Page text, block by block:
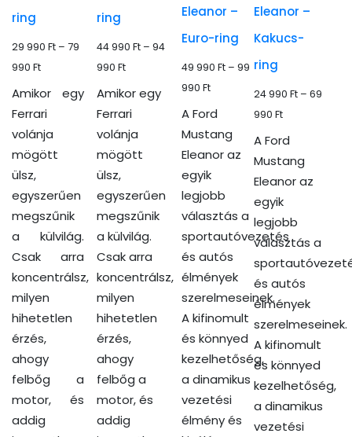
termékoldalon
választhatók
ki
ring
29 990 Ft – 79
990 FtÁrtartomány:
990 Ft
-
79
Amikor egy
Ferrari
volánja
mögött
ülsz,
egyszerűen
megszűnik
a külvilág.
Csak arra
koncentrálsz,
milyen
hihetetlen
érzés,
ahogy
felbőg a
motor, és
addig
termékoldalon
választhatók
ki
ring
44 990Ft – 94
990FtÁrtartomány:
990 Ft
-
94
Amikor egy
Ferrari
volánja
mögött
ülsz,
egyszerűen
megszűnik
a külvilág.
Csak arra
koncentrálsz,
milyen
hihetetlen
érzés,
ahogy
felbőg a
motor, és
addig
a
termékoldalon
választhatók
ki
Eleanor –
Euro-ring
49 990Ft – 99
990FtÁrtartomány:
49
990 Ft
A Ford
Mustang
Eleanor az
egyik
legjobb
választás a
sportautóvezetés
és autós
élmények
szerelmeseinek.
A kifinomult
és könnyed
kezelhetőség,
a dinamikus
vezetési
élmény és
a
termékoldalon
ki
Eleanor –
Kakucs-
ring
24 990Ft – 69
990FtÁrtartomány:
24
990 Ft
A Ford
Mustang
Eleanor az
egyik
legjobb
választás a
és autós
élmények
szerelmeseinek.
A kifinomult
és könnyed
kezelhetőség,
a dinamikus
vezetési